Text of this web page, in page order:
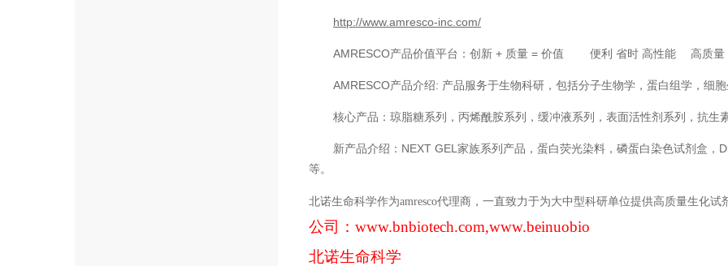
http://www.amresco-inc.com/
AMRESCO产品价值平台：创新 + 质量 = 价值 便利 省时 高性能 高质量
AMRESCO产品介绍: 产品服务于生物科研，包括分子生物学，蛋白组学，细
核心产品：琼脂糖系列，丙烯酰胺系列，缓冲液系列，表面活性剂系列，抗生
新产品介绍： NEXT GEL 家族系列产品，蛋白荧光染料，磷蛋白染色试剂盒，
等。
北诺生命科学作为amresco代理商，一直致力于为大中型科研单位提供高质量生化试
公司： www.bnbiotech.com,www.beinuobio
北诺生命科学